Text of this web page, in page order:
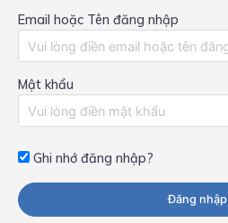
Email hoặc Tên đăng nhập
Mật khẩu
Ghi nhớ đăng nhập?
Đăng nhập